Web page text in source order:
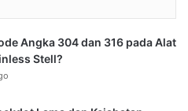
Angka 304 dan 316 pada Alat
Stell?